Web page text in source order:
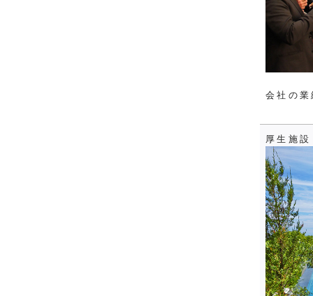
会社の
厚生施設